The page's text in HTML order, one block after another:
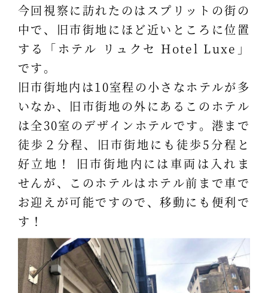
今回視察に訪れたのはスプリットの街の
中で、旧市街地にほど近いところに位置
する「ホテル リュクセ Hotel Luxe」
です。
旧市街地内は10室程の小さなホテルが多
いなか、旧市街地の外にあるこのホテル
は全30室のデザインホテルです。港まで
徒歩２分程、旧市街地にも徒歩5分程と
好立地！ 旧市街地内には車両は入れま
せんが、このホテルはホテル前まで車で
お迎えが可能ですので、移動にも便利で
す！